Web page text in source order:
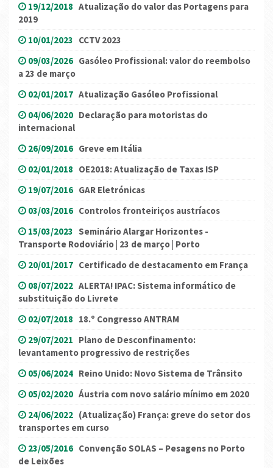
19/12/2018 Atualização do valor das Portagens para
2019
10/01/2023 CCTV 2023
09/03/2026 Gasóleo Profissional: valor do reembolso
a 23 de março
02/01/2017 Atualização Gasóleo Profissional
04/06/2020 Declaração para motoristas do
internacional
26/09/2016 Greve em Itália
02/01/2018 OE2018: Atualização de Taxas ISP
19/07/2016 GAR Eletrónicas
03/03/2016 Controlos fronteiriços austríacos
15/03/2023 Seminário Alargar Horizontes -
Transporte Rodoviário | 23 de março | Porto
20/01/2017 Certificado de destacamento em França
08/07/2022 ALERTA! IPAC: Sistema informático de
substituição do Livrete
02/07/2018 18.º Congresso ANTRAM
29/07/2021 Plano de Desconfinamento:
levantamento progressivo de restrições
05/06/2024 Reino Unido: Novo Sistema de Trânsito
05/02/2020 Áustria com novo salário mínimo em 2020
24/06/2022 (Atualização) França: greve do setor dos
transportes em curso
23/05/2016 Convenção SOLAS – Pesagens no Porto
de Leixões